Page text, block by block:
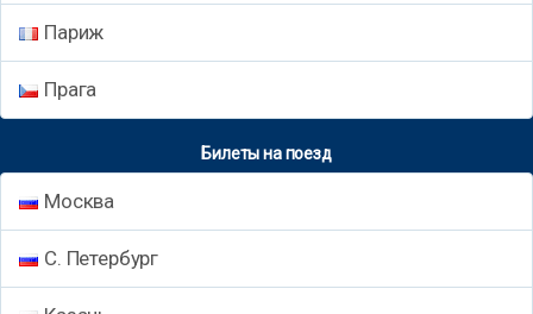
Париж
Прага
Билеты на поезд
Москва
С. Петербург